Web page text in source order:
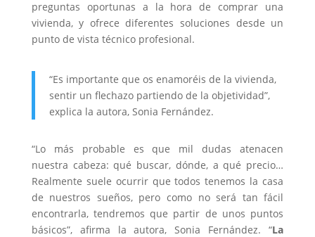
preguntas oportunas a la hora de comprar una
vivienda, y ofrece diferentes soluciones desde un
punto de vista técnico profesional.
“Es importante que os enamoréis de la vivienda,
sentir un flechazo partiendo de la objetividad”,
explica la autora, Sonia Fernández.
“Lo más probable es que mil dudas atenacen
nuestra cabeza: qué buscar, dónde, a qué precio…
Realmente suele ocurrir que todos tenemos la casa
de nuestros sueños, pero como no será tan fácil
encontrarla, tendremos que partir de unos puntos
básicos”, afirma la autora, Sonia Fernández. “La